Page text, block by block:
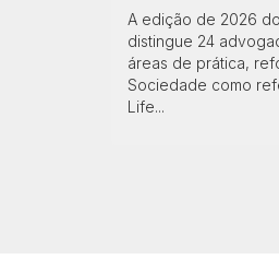
A edição de 2026
distingue 24
áreas de prática,
Sociedade como
Life...